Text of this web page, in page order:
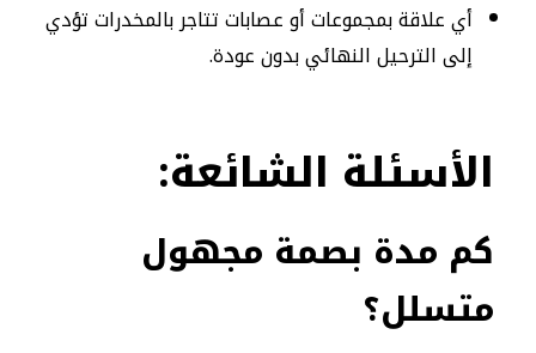
أي علاقة بمجموعات أو عصابات تتاجر بالمخدرات تؤدي
إلى الترحيل النهائي بدون عودة.
الأسئلة الشائعة:
كم مدة بصمة مجهول
متسلل؟